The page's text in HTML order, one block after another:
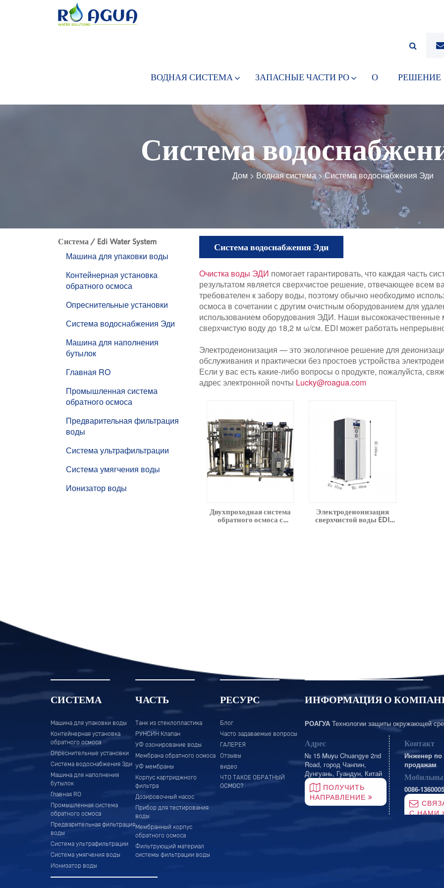
ВОДНАЯ СИСТЕМА ЗАПАСНЫЕ ЧАСТИ РО О РЕШЕНИЕ
Система
Дом > Водная система>Система водоснабжения Эди
Система / Edi Water System
Машина для упаковки воды
Контейнерная установка
обратного осмоса
Опреснительные установки
Система водоснабжения Эди
Машина для наполнения
бутылок
Главная RO
Промышленная система
обратного осмоса
Предварительная фильтрация
воды
Система ультрафильтрации
Система умягчения воды
Ионизатор воды
Система водоснабжения Эди
Очистка воды ЭДИ помогает гарантировать, что каждая часть
результатом является сверхчистое решение, отвечающее всем
требователен к забору воды, поэтому обычно необходимо
осмоса в сочетании с другим очистным оборудованием для
использованием оборудования ЭДИ. Наши высококачественные
сверхчистую воду до 18,2 м ω/см. EDI может работать
Электродеионизация — это экологичное решение для
обслуживания и практически без простоев устройства
Если у вас есть какие-либо вопросы о продукте, пожалуйста,
адрес электронной почты Lucky@roagua.com
Двухпроходная система
обратного осмоса с
Электродеионизация
сверхчистой воды EDI
СИСТЕМА
Машина для упаковки воды
Контейнерная установка
обратного осмоса
Опреснительные установки
Система водоснабжения Эди
Машина для наполнения
бутылок
Главная RO
Промышленная система
обратного осмоса
Предварительная фильтрация
воды
Система ультрафильтрации
Система умягчения воды
Ионизатор воды
ЧАСТЬ
Танк из стеклопластика
РУНСИН Клапан
УФ озонирование воды
Мембрана обратного осмоса
УФ мембраны
Корпус картриджного
фильтра
Дозировочный насос
Прибор для тестирования
воды
Мембранный корпус
обратного осмоса
Фильтрующий материал
системы фильтрации воды
РЕСУРС
Блог
Часто задаваемые вопросы
ГАЛЕРЕЯ
Отзывы
видео
ЧТО ТАКОЕ ОБРАТНЫЙ
ОСМОС?
ИНФОРМАЦИЯ О
РОАГУА Технологии защиты окружающей
Адрес
№ 15 Muyu Chuangye 2nd
Road, город Чанпин,
Дунгуань, Гуандун, Китай
ПОЛУЧИТЬ
НАПРАВЛЕНИЕ
Контакт
Инженер по
продажам
0086-
С НАМИ